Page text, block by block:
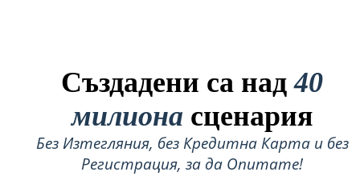
Създадени са над40
милиона сценария
Без Изтегляния, без Кредитна Карта и без
Регистрация, за да Опитате!